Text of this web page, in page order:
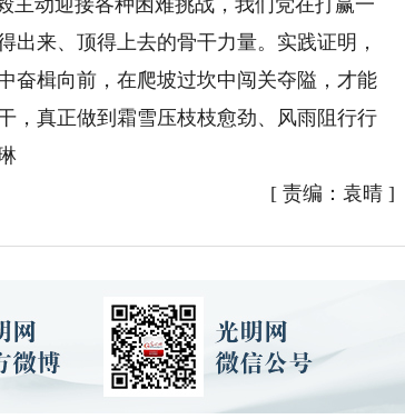
主动迎接各种困难挑战，我们党在打赢一
来、顶得上去的骨干力量。实践证明，
奋楫向前，在爬坡过坎中闯关夺隘，才能
，真正做到霜雪压枝枝愈劲、风雨阻行行
[ 责编：袁晴 ]